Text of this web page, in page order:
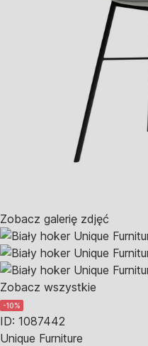
Zobacz galerię zdjęć
Zobacz wszystkie
-10%
ID: 1087442
Unique Furniture